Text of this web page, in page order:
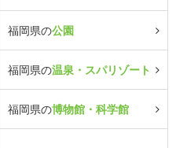
福岡県の公園
福岡県の温泉・スパリゾート
福岡県の博物館・科学館